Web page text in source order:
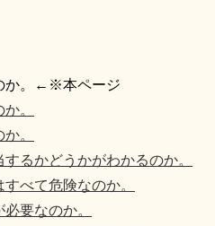
か。←※本ページ
。
。
るかどうかがわかるのか。
べて危険なのか。
要なのか。